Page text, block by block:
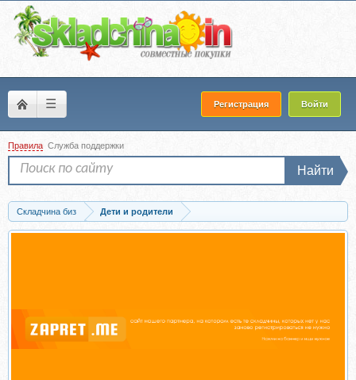
☰ Регистрация Войти
Правила Служба поддержки
Найти
Складчина биз
Дети и родители
Скачать Школа карапуза (Елена Данилова, Анна Андреева)